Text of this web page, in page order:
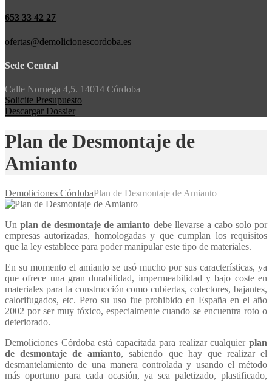
653 33 42 27
ofertas@demolicionescordoba.es
Sede Central
Calle Noruega 4,5. 14014 Córdoba
Solicite Presupuesto
Descargar Dossier
Plan de Desmontaje de
Amianto
Demoliciones CórdobaPlan de Desmontaje de Amianto
Unplan de desmontaje de amianto debe llevarse a cabo solo por
empresas autorizadas, homologadas y que cumplan los requisitos
que la ley establece para poder manipular este tipo de materiales.
En su momento el amianto se usó mucho por sus características, ya
que ofrece una gran durabilidad, impermeabilidad y bajo coste en
materiales para la construcción como cubiertas, colectores, bajantes,
calorifugados, etc. Pero su uso fue prohibido en España en el año
2002 por ser muy tóxico, especialmente cuando se encuentra roto o
deteriorado.
Demoliciones Córdoba está capacitada para realizar cualquier plan
de desmontaje de amianto, sabiendo que hay que realizar el
desmantelamiento de una manera controlada y usando el método
más oportuno para cada ocasión, ya sea paletizado, plastificado,